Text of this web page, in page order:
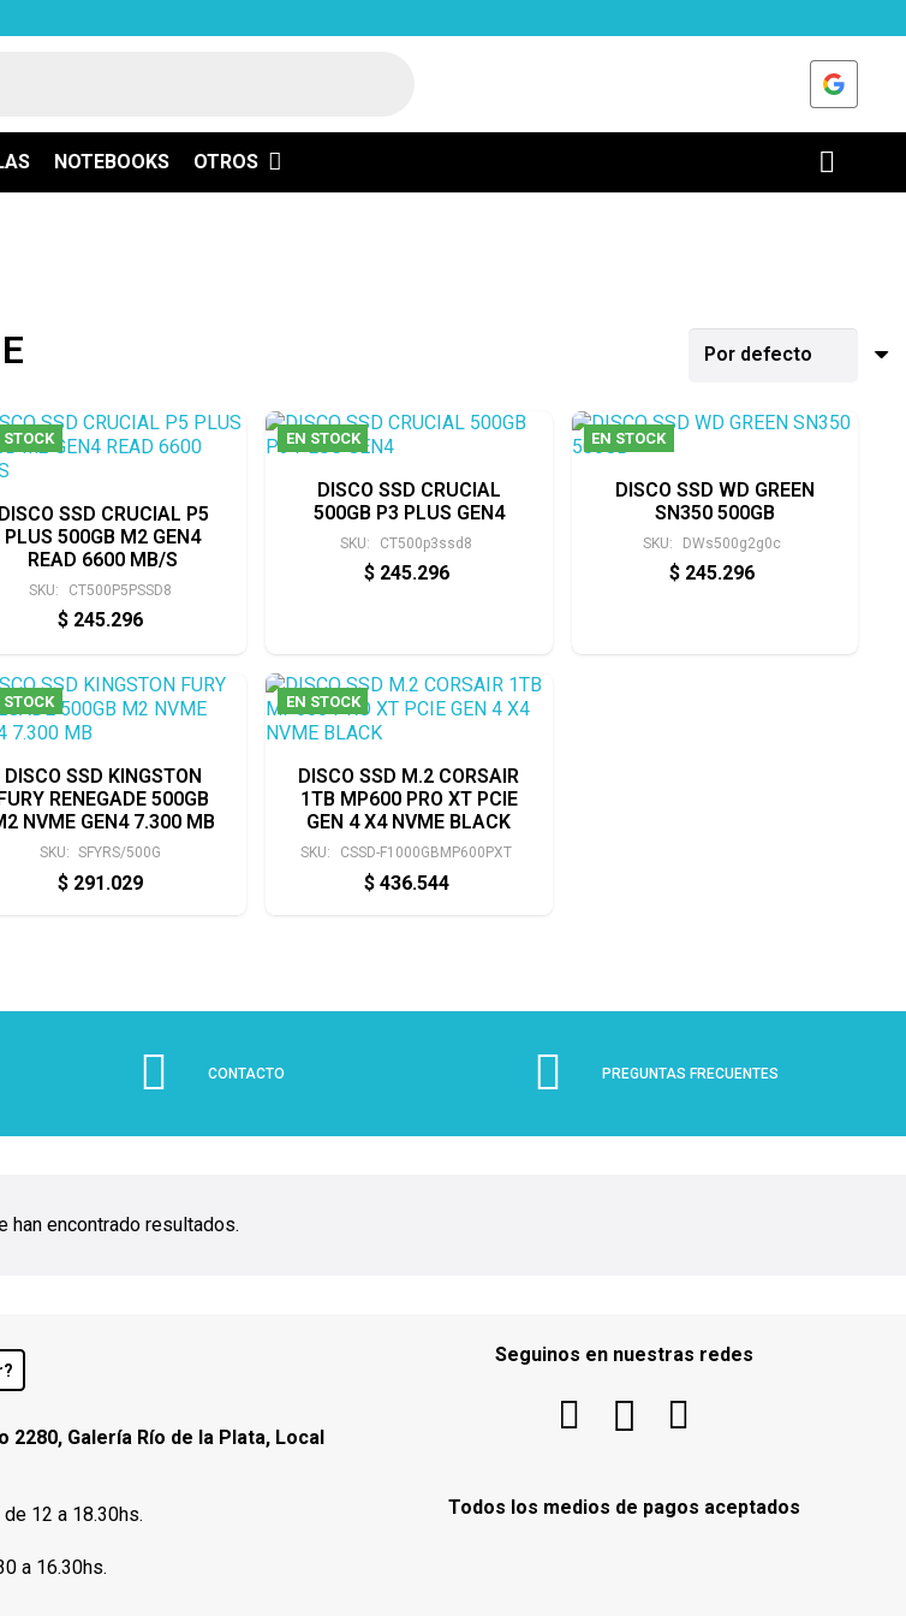
NOTEBOOKS OTROS
STOCK
DISCO SSD CRUCIAL P5
PLUS 500GB M2 GEN4
READ 6600 MB/S
SKU: CT500P5PSSD8
$ 245.296
EN STOCK
DISCO SSD CRUCIAL
500GB P3 PLUS GEN4
SKU: CT500p3ssd8
$ 245.296
EN STOCK
DISCO SSD WD GREEN
SN350 500GB
SKU: DWs500g2g0c
$ 245.296
STOCK
DISCO SSD KINGSTON
FURY RENEGADE 500GB
NVME GEN4 7.300 MB
SKU: SFYRS/500G
$ 291.029
EN STOCK
DISCO SSD M.2 CORSAIR
1TB MP600 PRO XT PCIE
GEN 4 X4 NVME BLACK
SKU: CSSD-F1000GBMP600PXT
$ 436.544
CONTACTO PREGUNTAS FRECUENTES
han encontrado resultados.
2280, Galería Río de la Plata, Local
12 a 18.30hs.
a 16.30hs.
Seguinos en nuestras redes
Todos los medios de pagos aceptados